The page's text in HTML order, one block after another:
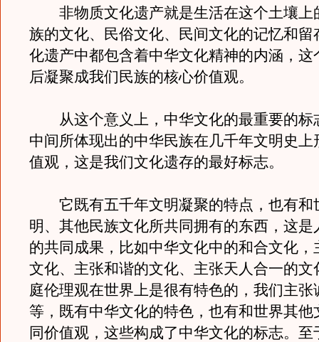
非物质文化遗产就是生活在这个土壤上
族的文化、民俗文化、民间文化的记忆和留
化遗产中都包含着中华文化精神的内涵，这
后凝聚成我们民族的核心价值观。
从这个意义上，中华文化的最重要的标
中间所体现出的中华民族在几千年文明史上
值观，这是我们文化遗存的最好标志。
它既有五千年文明凝聚的特点，也有和
明、其他民族文化所共同拥有的东西，这是
的共同成果，比如中华文化中的和合文化，
文化、主张和谐的文化、主张天人合一的文
庭伦理观在世界上是很有特色的，我们主张
等，既有中华文化的特色，也有和世界其他
同价值观，这些构成了中华文化的标志。至